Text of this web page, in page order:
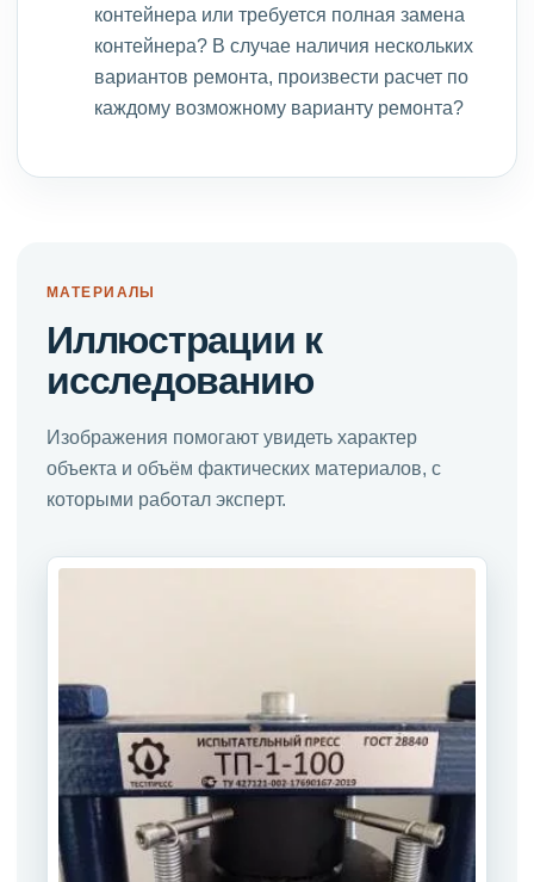
контейнера или требуется полная замена
контейнера? В случае наличия нескольких
вариантов ремонта, произвести расчет по
каждому возможному варианту ремонта?
МАТЕРИАЛЫ
Иллюстрации к
исследованию
Изображения помогают увидеть характер
объекта и объём фактических материалов, с
которыми работал эксперт.